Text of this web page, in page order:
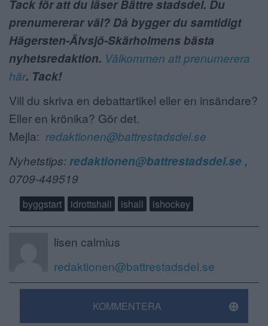
Tack för att du läser Bättre stadsdel. Du
prenumererar väl? Då bygger du samtidigt
Hägersten-Älvsjö-Skärholmens bästa
nyhetsredaktion. Välkommen att prenumerera
här. Tack!
Vill du skriva en debattartikel eller en insändare?
Eller en krönika? Gör det.
Mejla: redaktionen@battrestadsdel.se
Nyhetstips:redaktionen@battrestadsdel.se ,
0709-449519
byggstart idrottshall ishall ishockey
lisen calmius
redaktionen@battrestadsdel.se
KOMMENTERA